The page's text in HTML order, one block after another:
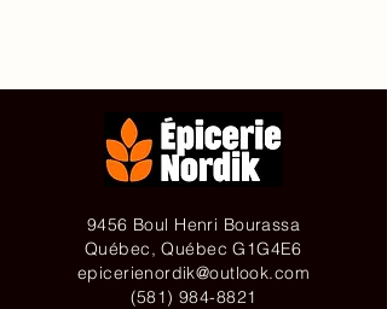
9456 Boul Henri Bourassa
Québec, Québec G1G4E6
epicerienordik@outlook.com
(581) 984-8821